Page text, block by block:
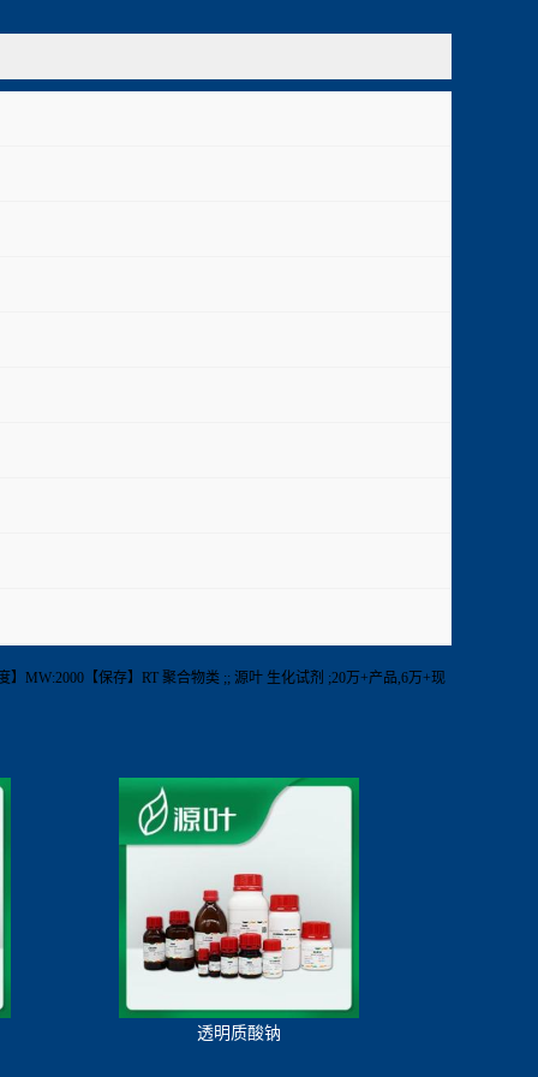
MW:2000【保存】RT 聚合物类 ;; 源叶 生化试剂 ;20万+产品,6万+现
透明质酸钠